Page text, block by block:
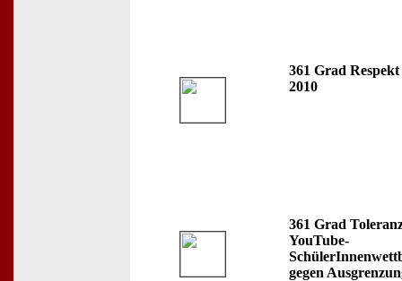
361 Grad Respekt
2010
361 Grad
YouTube-
gegen